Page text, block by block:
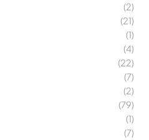
(2)
(21)
(1)
(4)
(22)
(7)
(2)
(79)
(1)
(7)